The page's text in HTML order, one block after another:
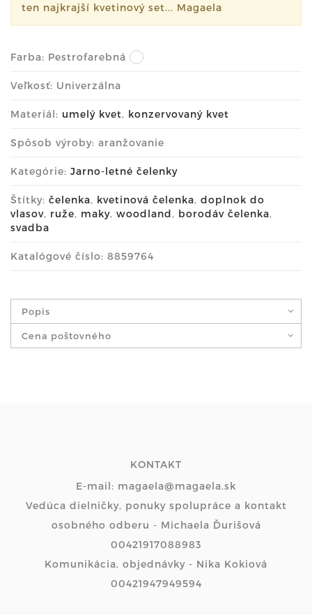
ten najkrajší kvetinový set... Magaela
Farba: Pestrofarebná
Veľkosť: Univerzálna
Materiál: umelý kvet, konzervovaný kvet
Spôsob výroby: aranžovanie
Kategórie: Jarno-letné čelenky
Štítky: čelenka, kvetinová čelenka, doplnok do
vlasov, ruže, maky, woodland, borodáv čelenka,
svadba
Katalógové číslo: 8859764
Popis
Cena poštovného
KONTAKT
E-mail: magaela@magaela.sk
Vedúca dielničky, ponuky spolupráce a kontakt
osobného odberu - Michaela Ďurišová
00421917088983
Komunikácia, objednávky - Nika Kokiová
00421947949594